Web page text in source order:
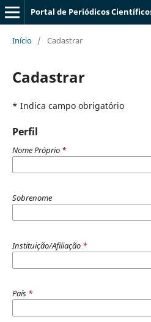
Portal de Periódicos
Início / Cadastrar
Cadastrar
* Indica campo obrigatório
Perfil
Nome Próprio *
Sobrenome
Instituição/Afiliação *
País *